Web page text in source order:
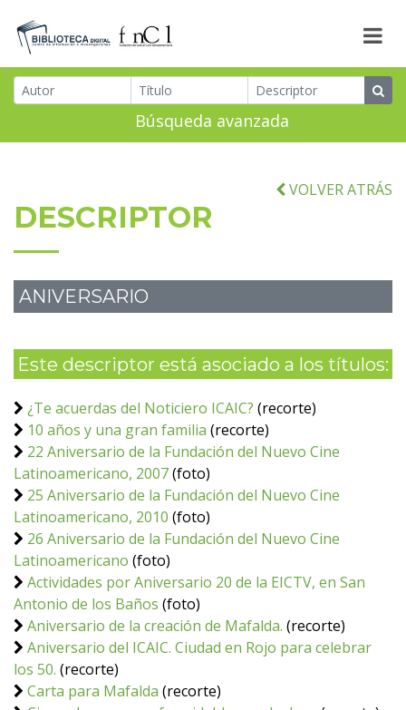
Búsqueda avanzada
VOLVER ATRÁS
DESCRIPTOR
ANIVERSARIO
Este descriptor está asociado a los títulos:
¿Te acuerdas del Noticiero ICAIC? (recorte)
10 años y una gran familia (recorte)
22 Aniversario de la Fundación del Nuevo Cine
Latinoamericano, 2007(foto)
25 Aniversario de la Fundación del Nuevo Cine
Latinoamericano, 2010 (foto)
26 Aniversario de la Fundación del Nuevo Cine
Latinoamericano (foto)
Actividades por Aniversario 20 de la EICTV, en San
Antonio de los Baños (foto)
Aniversario de la creación de Mafalda. (recorte)
Aniversario del ICAIC. Ciudad en Rojo para celebrar
los 50. (recorte)
Carta para Mafalda (recorte)